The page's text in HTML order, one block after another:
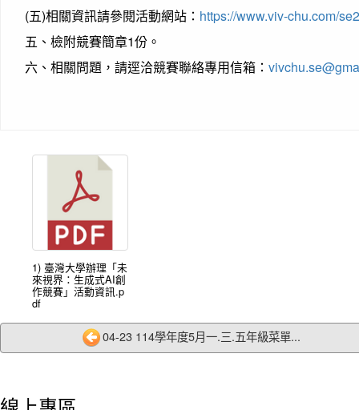
(五)相關資訊請參閱活動網站： https://www.viv-chu.com/
五、 檢附競賽簡章1份。
六、 相關問題，請逕洽競賽聯絡專用信箱：
1) 臺灣大學辦理「未
來視界：生成式AI創
作競賽」活動資訊.p
df
04-23 114學年度5月一.三.五年級菜單...